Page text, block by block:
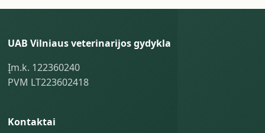
UAB Vilniaus veterinarijos gydykla
Įm.k. 122360240
PVM LT223602418
Kontaktai